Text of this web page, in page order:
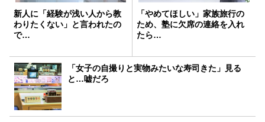
新人に「経験が浅い人から教
わりたくない」と言われたの
で…
「やめてほしい」家族旅行の
ため、塾に欠席の連絡を入れ
たら…
「女子の自撮りと実物みたいな寿司きた」見る
と…嘘だろ